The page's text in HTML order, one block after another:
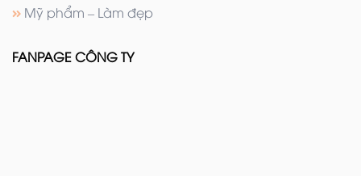
Mỹ phẩm – Làm đẹp
FANPAGE CÔNG TY